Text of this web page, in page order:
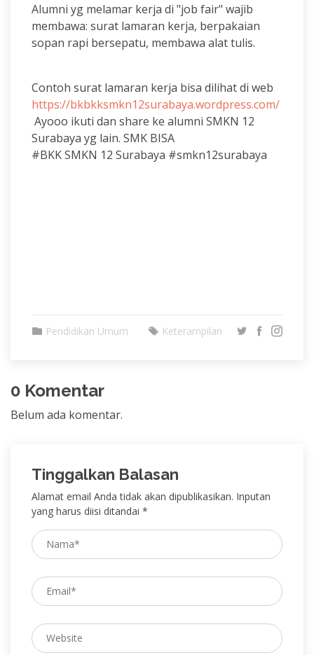
Alumni yg melamar kerja di "job fair" wajib
membawa: surat lamaran kerja, berpakaian
sopan rapi bersepatu, membawa alat tulis.
Contoh surat lamaran kerja bisa dilihat di web
https://bkbkksmkn12surabaya.wordpress.com/
Ayooo ikuti dan share ke alumni SMKN 12
Surabaya yg lain. SMK BISA
#BKK SMKN 12 Surabaya #smkn12surabaya
Pendidikan Umum Keterampilan
0 Komentar
Belum ada komentar.
Tinggalkan Balasan
Alamat email Anda tidak akan dipublikasikan. Inputan
yang harus diisi ditandai *